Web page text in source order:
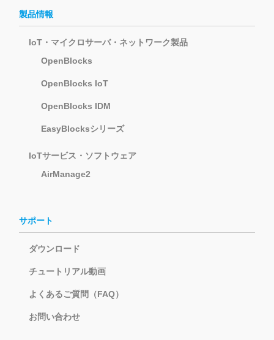
製品情報
IoT・マイクロサーバ・ネットワーク製品
OpenBlocks
OpenBlocks IoT
OpenBlocks IDM
EasyBlocksシリーズ
IoTサービス・ソフトウェア
AirManage2
サポート
ダウンロード
チュートリアル動画
よくあるご質問（FAQ）
お問い合わせ